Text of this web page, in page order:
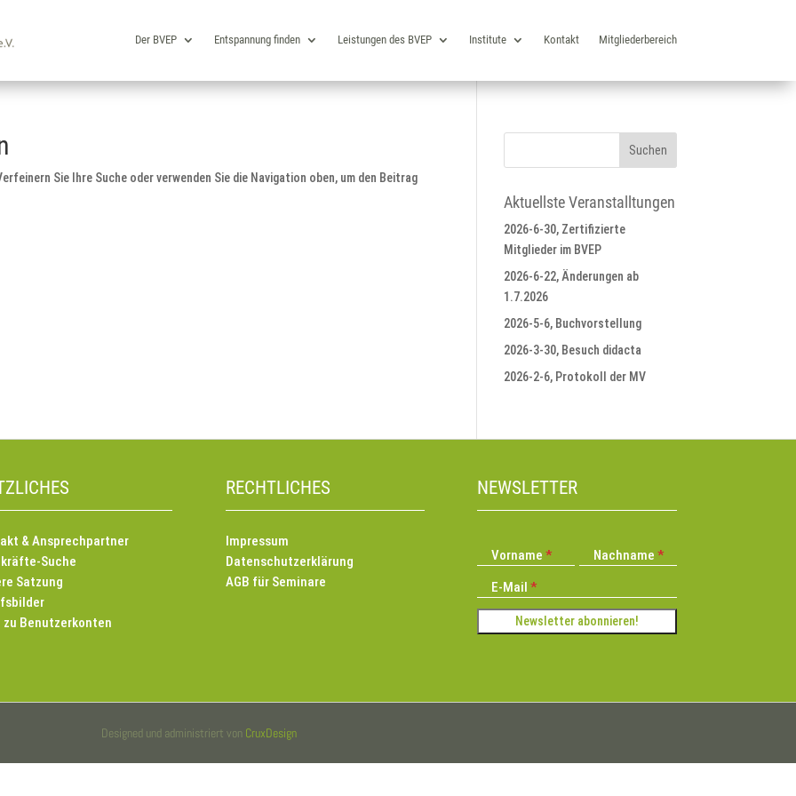
Der BVEP Entspannung finden Leistungen des BVEP Institute Kontakt Mitgliederbereich
Sie Ihre Suche oder verwenden Sie die Navigation oben, um den Beitrag
Aktuellste Veranstalltungen
2026-6-30, Zertifizierte
Mitglieder im BVEP
2026-6-22, Änderungen ab
1.7.2026
2026-5-6, Buchvorstellung
2026-3-30, Besuch didacta
2026-2-6, Protokoll der MV
& Ansprechpartner
Suche
Satzung
Benutzerkonten
RECHTLICHES
Impressum
Datenschutzerklärung
AGB für Seminare
NEWSLETTER
Vorname
Nachname
E-Mail
Designed und administriert von CruxDesign